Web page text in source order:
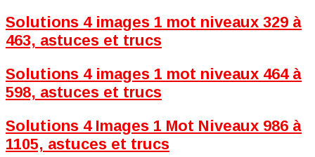
Solutions 4 images 1 mot niveaux 329 à
463, astuces et trucs
Solutions 4 images 1 mot niveaux 464 à
598, astuces et trucs
Solutions 4 Images 1 Mot Niveaux 986 à
1105, astuces et trucs